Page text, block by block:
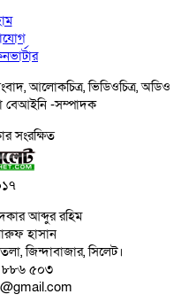
আলোকচিত্র, ভিডিওচিত্র, অডিও
বেআইনি -সম্পাদক
সংরক্ষিত
আব্দুর রহিম
হাসান
জিন্দাবাজার, সিলেট।
৮৮৬ ৫০৩